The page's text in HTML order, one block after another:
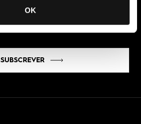
OK
SUBSCREVER